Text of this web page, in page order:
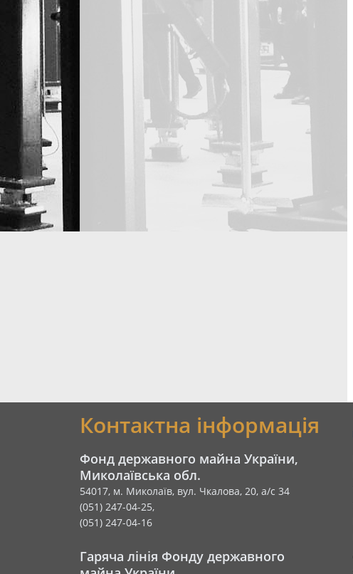
Контактна інформація
Фонд державного майна України,
Миколаївська обл.
54017, м. Миколаїв, вул. Чкалова, 20, а/с 34
(051) 247-04-25,
(051) 247-04-16
Гаряча лінія Фонду державного